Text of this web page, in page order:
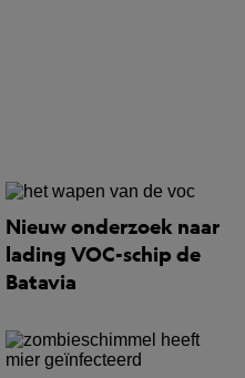
Nieuw onderzoek naar
lading VOC-schip de
Batavia